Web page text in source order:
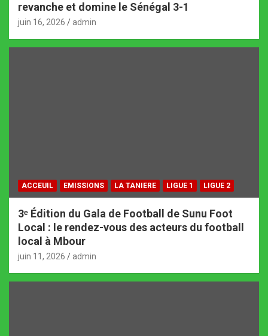
revanche et domine le Sénégal 3-1
juin 16, 2026 admin
ACCEUIL EMISSIONS LA TANIERE LIGUE 1 LIGUE 2
3ᵉ Édition du Gala de Football de Sunu Foot
Local : le rendez-vous des acteurs du football
local à Mbour
juin 11, 2026 admin